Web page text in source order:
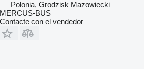
Polonia, Grodzisk Mazowiecki
MERCUS-BUS
Contacte con el vendedor